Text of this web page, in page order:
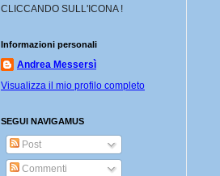
CLICCANDO SULL'ICONA !
Informazioni personali
Andrea Messersì
Visualizza il mio profilo completo
SEGUI NAVIGAMUS
Post
Commenti